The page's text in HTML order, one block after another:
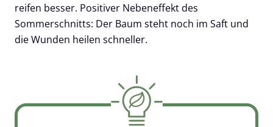
reifen besser. Positiver Nebeneffekt des
Sommerschnitts: Der Baum steht noch im Saft und
die Wunden heilen schneller.